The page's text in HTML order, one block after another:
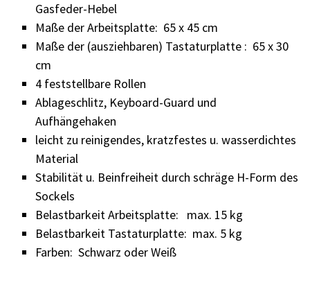
Gasfeder-Hebel
Maße der Arbeitsplatte: 65 x 45 cm
Maße der (ausziehbaren) Tastaturplatte : 65 x 30
cm
4 feststellbare Rollen
Ablageschlitz, Keyboard-Guard und
Aufhängehaken
leicht zu reinigendes, kratzfestes u. wasserdichtes
Material
Stabilität u. Beinfreiheit durch schräge H-Form des
Sockels
Belastbarkeit Arbeitsplatte: max. 15 kg
Belastbarkeit Tastaturplatte: max. 5 kg
Farben: Schwarz oder Weiß